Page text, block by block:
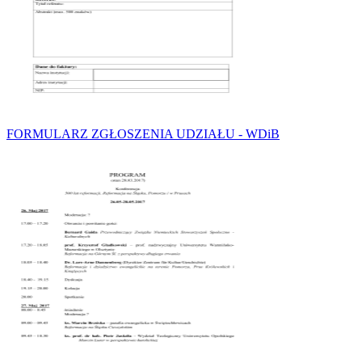
FORMULARZ ZGŁOSZENIA UDZIAŁU - WDiB